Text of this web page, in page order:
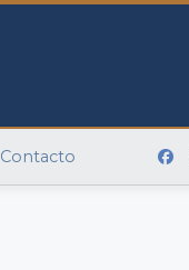
Contacto